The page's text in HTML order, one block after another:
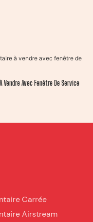
Vendre Avec Fenêtre De Service
Carrée
Airstream